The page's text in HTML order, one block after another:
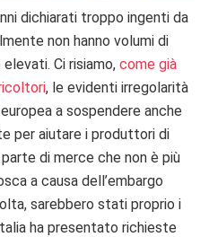
dichiarati troppo ingenti da
non hanno volumi di
Ci risiamo, come già
, le evidenti irregolarità
a sospendere anche
per aiutare i produttori di
di merce che non è più
a causa dell’embargo
sarebbero stati proprio i
ha presentato richieste